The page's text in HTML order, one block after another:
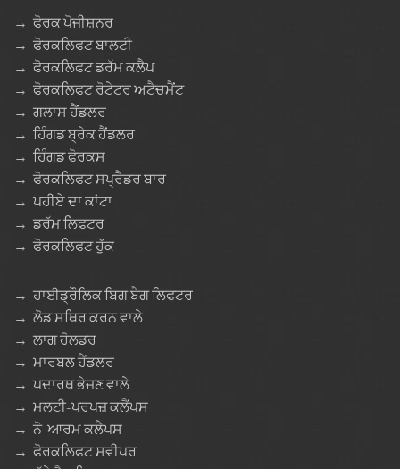
→ ਫੋਰਕ ਪੋਜੀਸ਼ਨਰ
→ ਫੋਰਕਲਿਫਟ ਬਾਲਟੀ
→ ਫੋਰਕਲਿਫਟ ਡਰੱਮ ਕਲੈਪ
→ ਫੋਰਕਲਿਫਟ ਰੋਟੇਟਰ ਅਟੈਚਮੈਂਟ
→ ਗਲਾਸ ਹੈਂਡਲਰ
→ ਹਿੰਗਡ ਬ੍ਰੇਕ ਹੈਂਡਲਰ
→ ਹਿੰਗਡ ਫੋਰਕਸ
→ ਫੋਰਕਲਿਫਟ ਸਪ੍ਰੈਡਰ ਬਾਰ
→ ਪਹੀਏ ਦਾ ਕਾਂਟਾ
→ ਡਰੱਮ ਲਿਫਟਰ
→ ਫੋਰਕਲਿਫਟ ਹੁੱਕ
→ ਹਾਈਡ੍ਰੌਲਿਕ ਬਿਗ ਬੈਗ ਲਿਫਟਰ
→ ਲੋਡ ਸਥਿਰ ਕਰਨ ਵਾਲੇ
→ ਲਾਗ ਹੋਲਡਰ
→ ਮਾਰਬਲ ਹੈਂਡਲਰ
→ ਪਦਾਰਥ ਭੇਜਣ ਵਾਲੇ
→ ਮਲਟੀ-ਪਰਪਜ਼ ਕਲੈਂਪਸ
→ ਨੋ-ਆਰਮ ਕਲੈਪਸ
→ ਫੋਰਕਲਿਫਟ ਸਵੀਪਰ